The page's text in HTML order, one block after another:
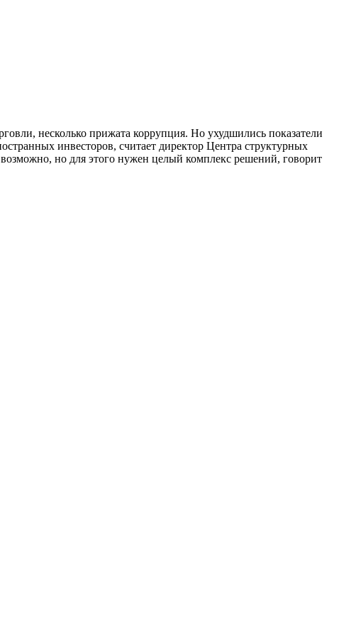
несколько прижата коррупция. Но ухудшились показатели
инвесторов, считает директор Центра структурных
но для этого нужен целый комплекс решений, говорит